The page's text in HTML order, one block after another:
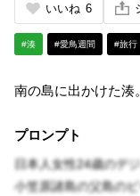
いいね 6
#湊 #愛鳥週間 #旅行
南の島に出かけた湊
プロンプト
日本人女性24歳のデ
小笠原諸島の父島の